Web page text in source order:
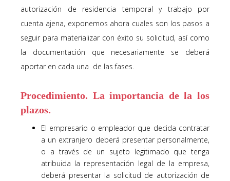
autorización de residencia temporal y trabajo por
cuenta ajena, exponemos ahora cuales son los pasos a
seguir para materializar con éxito su solicitud, así como
la documentación que necesariamente se deberá
aportar en cada una de las fases.
Procedimiento. La importancia de la los
plazos.
El empresario o empleador que decida contratar
a un extranjero deberá presentar personalmente,
o a través de un sujeto legitimado que tenga
atribuida la representación legal de la empresa,
deberá presentar la solicitud de autorización de